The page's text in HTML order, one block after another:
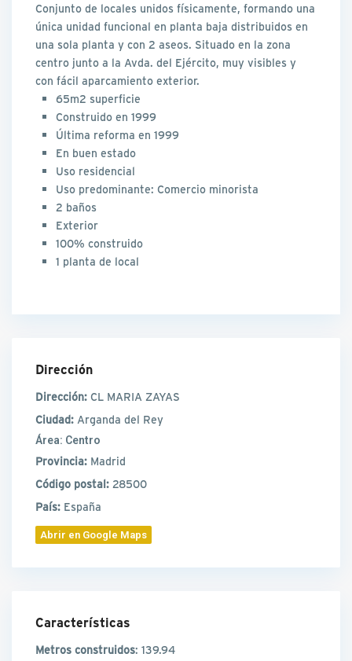
Conjunto de locales unidos físicamente, formando una
única unidad funcional en planta baja distribuidos en
una sola planta y con 2 aseos. Situado en la zona
centro junto a la Avda. del Ejército, muy visibles y
con fácil aparcamiento exterior.
65m2 superficie
Construido en 1999
Última reforma en 1999
En buen estado
Uso residencial
Uso predominante: Comercio minorista
2 baños
Exterior
100% construido
1 planta de local
Dirección
Dirección: CL MARIA ZAYAS
Ciudad: Arganda del Rey
Área: Centro
Provincia: Madrid
Código postal: 28500
País: España
Abrir en Google Maps
Características
Metros construidos: 139.94